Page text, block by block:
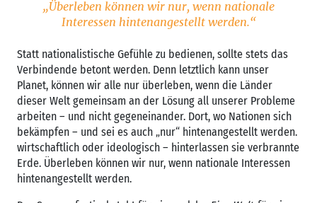
„Überleben können wir nur, wenn nationale
Interessen hintenangestellt werden.“
Statt nationalistische Gefühle zu bedienen, sollte stets das
Verbindende betont werden. Denn letztlich kann unser
Planet, können wir alle nur überleben, wenn die Länder
dieser Welt gemeinsam an der Lösung all unserer Probleme
arbeiten – und nicht gegeneinander. Dort, wo Nationen sich
bekämpfen – und sei es auch „nur“ hintenangestellt werden.
wirtschaftlich oder ideologisch – hinterlassen sie verbrannte
Erde. Überleben können wir nur, wenn nationale Interessen
hintenangestellt werden.